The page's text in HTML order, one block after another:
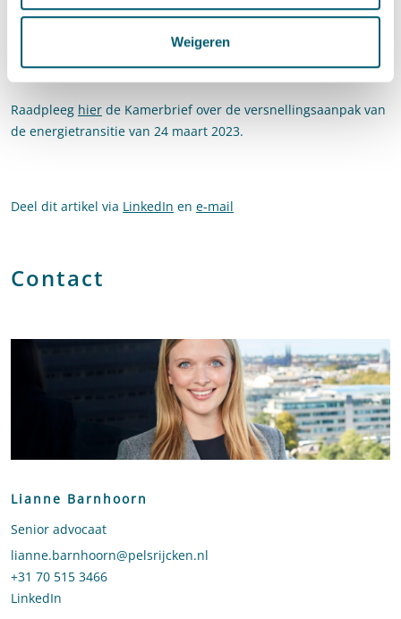
Weigeren
gebruikt kan worden. Dit kan overigens ook breder zijn dan de
zinvol is, zal dan verder worden uitgekristalliseerd. Wij houden
Raadpleeg hier de Kamerbrief over de versnellingsaanpak van
de energietransitie van 24 maart 2023.
Deel dit artikel via LinkedIn en e-mail
Contact
Lianne Barnhoorn
Senior advocaat
Stuur een e-mail naar Lianne Barnhoorn
lianne.barnhoorn@pelsrijcken.nl
Bel naar Lianne Barnhoorn
+31 70 515 3466
LinkedIn